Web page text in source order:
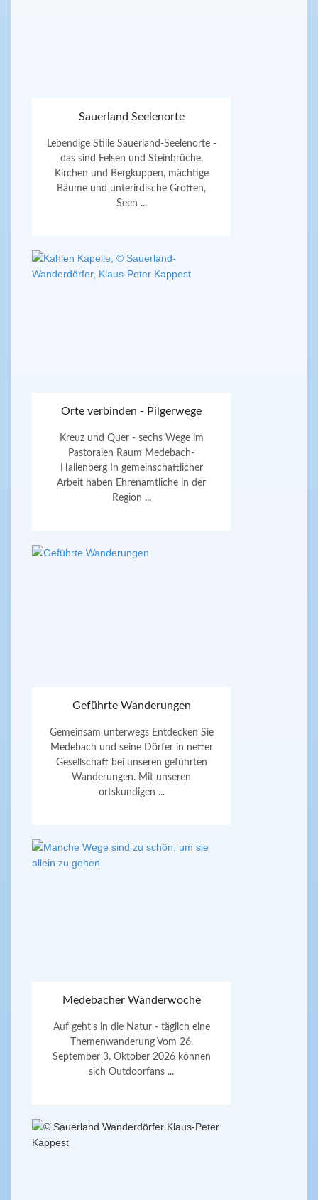
Sauerland Seelenorte
Lebendige Stille Sauerland-Seelenorte -
das sind Felsen und Steinbrüche,
Kirchen und Bergkuppen, mächtige
Bäume und unterirdische Grotten,
Seen ...
Orte verbinden - Pilgerwege
Kreuz und Quer - sechs Wege im
Pastoralen Raum Medebach-
Hallenberg In gemeinschaftlicher
Arbeit haben Ehrenamtliche in der
Region ...
Geführte Wanderungen
Gemeinsam unterwegs Entdecken Sie
Medebach und seine Dörfer in netter
Gesellschaft bei unseren geführten
Wanderungen. Mit unseren
ortskundigen ...
Medebacher Wanderwoche
Auf geht‘s in die Natur - täglich eine
Themenwanderung Vom 26.
September 3. Oktober 2026 können
sich Outdoorfans ...